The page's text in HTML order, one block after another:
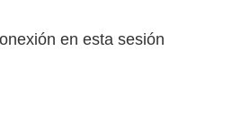
en esta sesión